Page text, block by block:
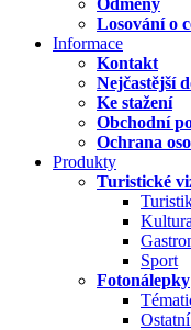
Odměny
Losování o
Informace
Kontakt
Nejčastější
Ke stažení
Obchodní
Ochrana
Produkty
Turistické
Kultura
Sport
Fotonálepky